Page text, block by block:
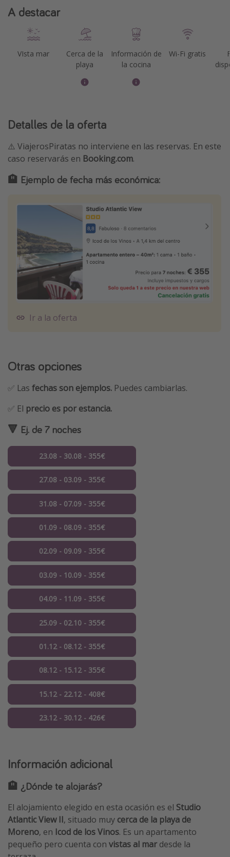
A destacar
VIsta mar
Cerca de la
playa
Información de
la cocina
Wi-Fi gratis
Detalles de la oferta
⚠️ ViajerosPiratas no interviene en las reservas. En este
caso reservarás en Booking.com.
🏨 Ejemplo de fecha más económica:
Ir a la oferta
Otras opciones
✅ Las fechas son ejemplos. Puedes cambiarlas.
✅ El precio es por estancia.
🔻 Ej. de 7 noches
23.08 - 30.08 - 355€
27.08 - 03.09 - 355€
31.08 - 07.09 - 355€
01.09 - 08.09 - 355€
02.09 - 09.09 - 355€
03.09 - 10.09 - 355€
04.09 - 11.09 - 355€
25.09 - 02.10 - 355€
01.12 - 08.12 - 355€
08.12 - 15.12 - 355€
15.12 - 22.12 - 408€
23.12 - 30.12 - 426€
Información adicional
🏨 ¿Dónde te alojarás?
El alojamiento elegido en esta ocasión es el Studio
Atlantic View II, situado muy cerca de la playa de
Moreno, en Icod de los Vinos. Es un apartamento
pequeño pero cuenta con vistas al mar desde la